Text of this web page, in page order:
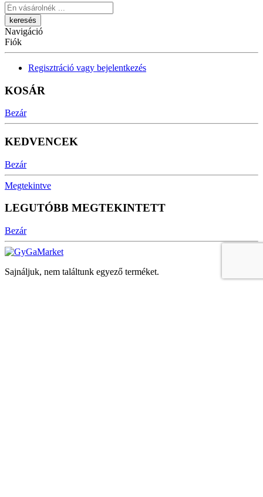
Keresés
Navigáció
Fiók
Regisztráció vagy bejelentkezés
KOSÁR
Bezár
KEDVENCEK
Bezár
Megtekintve
LEGUTÓBB MEGTEKINTETT
Bezár
Sajnáljuk, nem találtunk egyező terméket.